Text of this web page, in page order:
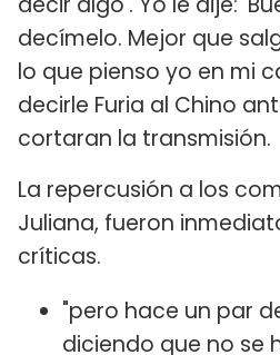
decímelo. Mejor que
lo que pienso yo en mi
decirle Furia al Chino
cortaran la transmisión.
La repercusión a los
Juliana, fueron
críticas.
"pero hace un par
diciendo que no se